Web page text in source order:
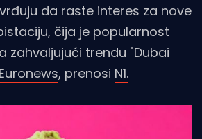
da raste interes za nove
čija je popularnost
zahvaljujući trendu "Dubai
Euronews, prenosi N1.